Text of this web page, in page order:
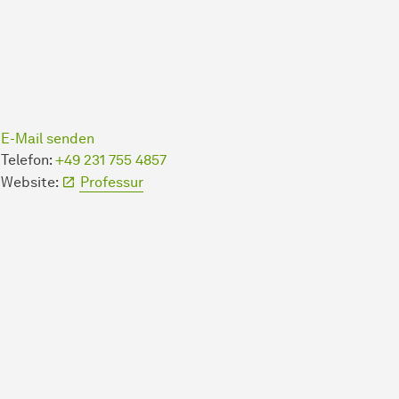
E-Mail senden
Telefon: +49 231 755 4857
Website:
Professur